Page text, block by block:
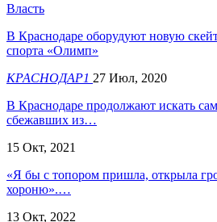
Власть
В Краснодаре оборудуют новую
спорта «Олимп»
КРАСНОДАР1 27 Июл, 2020
В Краснодаре продолжают искать
сбежавших из…
15 Окт, 2021
«Я бы с топором пришла, открыла
хороню».…
13 Окт, 2022